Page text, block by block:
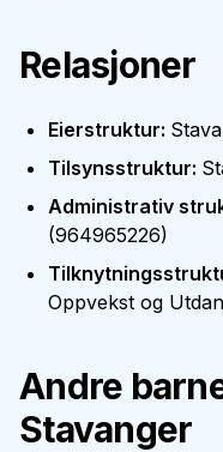
Relasjoner
Eierstruktur:
Tilsynsstruktur:
Administrativ
(964965226)
Oppvekst og
Andre
Stavanger